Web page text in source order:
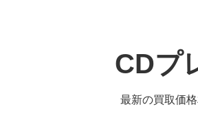
CDプ
最新の買取価